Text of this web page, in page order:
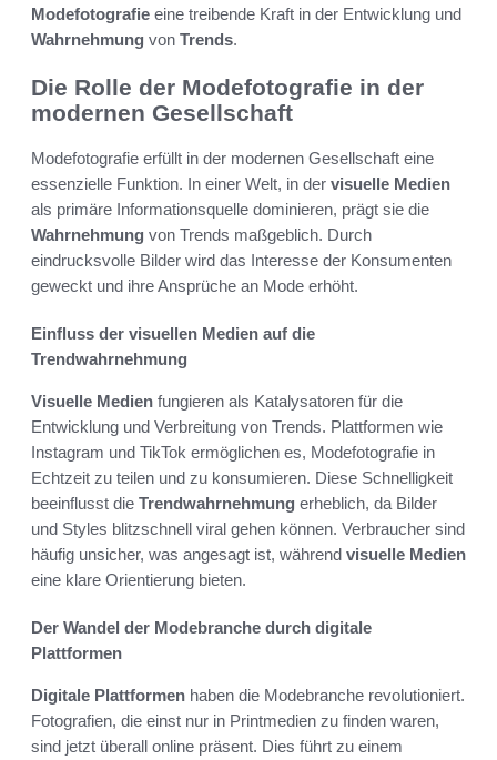
Modefotografie eine treibende Kraft in der Entwicklung und
Wahrnehmung von Trends.
Die Rolle der Modefotografie in der
modernen Gesellschaft
Modefotografie erfüllt in der modernen Gesellschaft eine
essenzielle Funktion. In einer Welt, in der visuelle Medien
als primäre Informationsquelle dominieren, prägt sie die
Wahrnehmung von Trends maßgeblich. Durch
eindrucksvolle Bilder wird das Interesse der Konsumenten
geweckt und ihre Ansprüche an Mode erhöht.
Einfluss der visuellen Medien auf die
Trendwahrnehmung
Visuelle Medien fungieren als Katalysatoren für die
Entwicklung und Verbreitung von Trends. Plattformen wie
Instagram und TikTok ermöglichen es, Modefotografie in
Echtzeit zu teilen und zu konsumieren. Diese Schnelligkeit
beeinflusst die Trendwahrnehmung erheblich, da Bilder
und Styles blitzschnell viral gehen können. Verbraucher sind
häufig unsicher, was angesagt ist, während visuelle Medien
eine klare Orientierung bieten.
Der Wandel der Modebranche durch digitale
Plattformen
Digitale Plattformen haben die Modebranche revolutioniert.
Fotografien, die einst nur in Printmedien zu finden waren,
sind jetzt überall online präsent. Dies führt zu einem